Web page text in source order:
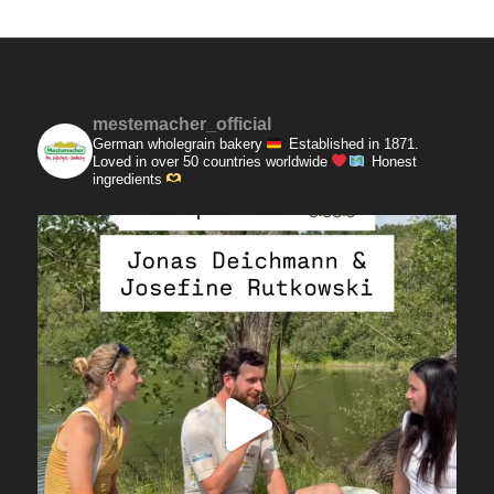
mestemacher_official
German wholegrain bakery
Established in 1871.
Loved in over 50 countries worldwide
Honest
ingredients